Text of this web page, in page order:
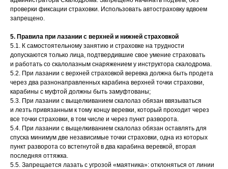
проверки фиксации страховки. Использовать автостраховку вдвоем
запрещено.
5. Правила при лазании с верхней и нижней страховкой
5.1. К самостоятельному занятию и страховке на трудности
допускаются только лица, подтвердившие свое умение страховать
и работать со скалолазным снаряжением у инструктора скалодрома.
5.2. При лазании с верхней страховкой веревка должна быть продета
через два разнонаправленных карабина верхней точки страховки,
карабины с муфтой должны быть замуфтованы;
5.3. При лазании с выщелкиванием скалолаз обязан ввязываться
и лезть привязанным к тому концу веревки, который проходит через
все точки страховки, в том числе и через пункт разворота.
5.4. При лазании с выщелкиванием скалолаз обязан оставлять для
спуска минимум две независимые точки страховки, одна из которых
пункт разворота со встегнутой в два карабина веревкой, вторая
последняя оттяжка.
5.5. Запрещается лазать с угрозой «маятника»: отклоняться от линии